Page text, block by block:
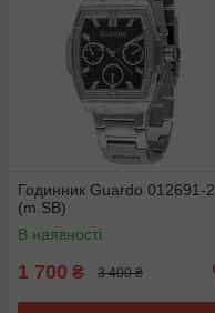
Годинник Guardo 012691-2
(m.SB)
В наявності
1 700 ₴ 3 400 ₴